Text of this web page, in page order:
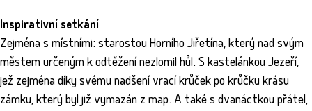
Inspirativní setkání
Zejména s místními: starostou Horního Jiřetína, který nad svým
městem určeným k odtěžení nezlomil hůl. S kastelánkou Jezeří,
jež zejména díky svému nadšení vrací krůček po krůčku krásu
zámku, který byl již vymazán z map. A také s dvanáctkou přátel,